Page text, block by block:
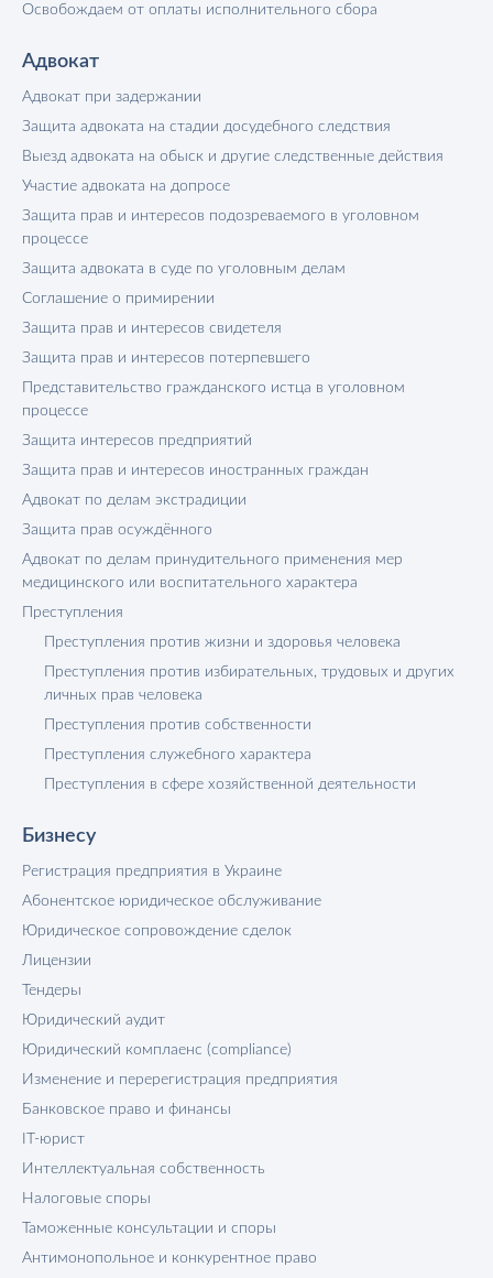
Освобождаем от оплаты исполнительного сбора
Адвокат
Адвокат при задержании
Защита адвоката на стадии досудебного следствия
Выезд адвоката на обыск и другие следственные действия
Участие адвоката на допросе
Защита прав и интересов подозреваемого в уголовном
процессе
Защита адвоката в суде по уголовным делам
Соглашение о примирении
Защита прав и интересов свидетеля
Защита прав и интересов потерпевшего
Представительство гражданского истца в уголовном
процессе
Защита интересов предприятий
Защита прав и интересов иностранных граждан
Адвокат по делам экстрадиции
Защита прав осуждённого
Адвокат по делам принудительного применения мер
медицинского или воспитательного характера
Преступления
Преступления против жизни и здоровья человека
Преступления против избирательных, трудовых и других
личных прав человека
Преступления против собственности
Преступления служебного характера
Преступления в сфере хозяйственной деятельности
Бизнесу
Регистрация предприятия в Украине
Абонентское юридическое обслуживание
Юридическое сопровождение сделок
Лицензии
Тендеры
Юридический аудит
Юридический комплаенс (compliance)
Изменение и перерегистрация предприятия
Банковское право и финансы
IT-юрист
Интеллектуальная собственность
Налоговые споры
Таможенные консультации и споры
Антимонопольное и конкурентное право